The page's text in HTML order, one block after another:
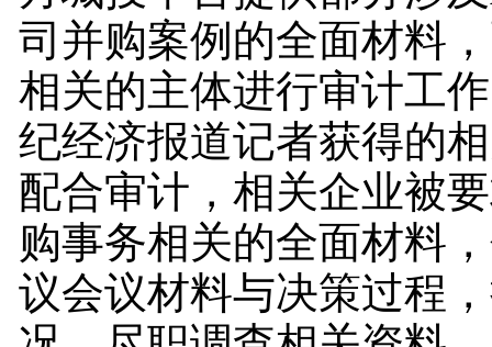
司并购案例的全面材料
相关的主体进行审计工
纪经济报道记者获得的
配合审计，相关企业被
购事务相关的全面材料
议会议材料与决策过程